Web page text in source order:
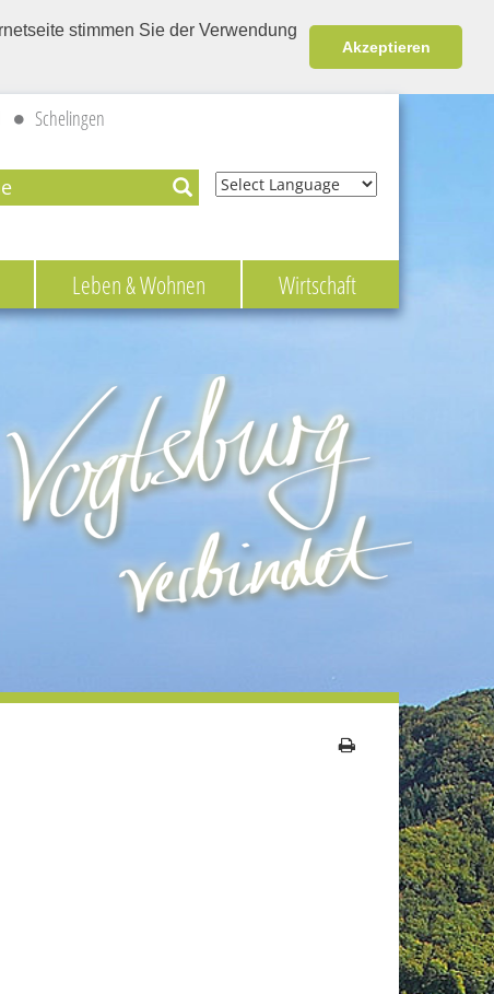
stimmen Sie der Verwendung
Akzeptieren
Schelingen
Leben & Wohnen Wirtschaft